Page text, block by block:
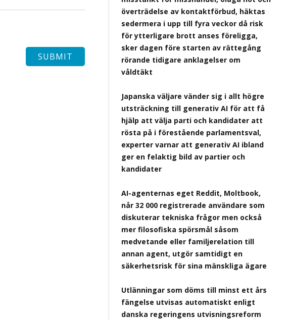
överträdelse av kontaktförbud, häktas
sedermera i upp till fyra veckor då risk
för ytterligare brott anses föreligga,
sker dagen före starten av rättegång
rörande tidigare anklagelser om
våldtäkt
Japanska väljare vänder sig i allt högre
utsträckning till generativ AI för att få
hjälp att välja parti och kandidater att
rösta på i förestående parlamentsval,
experter varnar att generativ AI ibland
ger en felaktig bild av partier och
kandidater
AI-agenternas eget Reddit, Moltbook,
når 32 000 registrerade användare som
diskuterar tekniska frågor men också
mer filosofiska spörsmål såsom
medvetande eller familjerelation till
annan agent, utgör samtidigt en
säkerhetsrisk för sina mänskliga ägare
Utlänningar som döms till minst ett års
fängelse utvisas automatiskt enligt
danska regeringens utvisningsreform